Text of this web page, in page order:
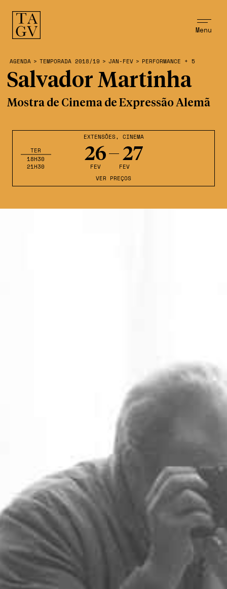
Menu
EXTENSÕES, CINEMA
26
FEV
27
FEV
TER
18H30
21H30
VER PREÇOS
AGENDA > TEMPORADA 2018/19 > JAN-FEV > PERFORMANCE + 5
Salvador Martinha
Mostra de Cinema de Expressão Alemã